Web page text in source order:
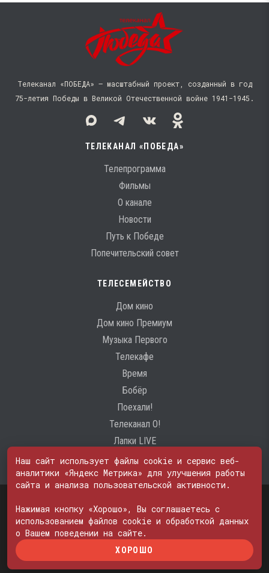
Телеканал «ПОБЕДА» — масштабный проект, созданный в год
75-летия Победы в Великой Отечественной войне 1941−1945.
ТЕЛЕКАНАЛ «ПОБЕДА»
Телепрограмма
Фильмы
О канале
Новости
Путь к Победе
Попечительский совет
ТЕЛЕСЕМЕЙСТВО
Дом кино
Дом кино Премиум
Музыка Первого
Телекафе
Время
Бобёр
Поехали!
Телеканал О!
Лапки LIVE
№ ФС 77 - 74600
© 2000—2026. Редакция телеканала «ПОБЕДА». Все права на любые
материалы, опубликованные на сайте, защищены. Любое
использование материалов возможно только с согласия Редакции
телеканала.
Наш сайт использует файлы cookie и сервис веб-
аналитики «Яндекс Метрика» для улучшения работы
сайта и анализа пользовательской активности.
Нажимая кнопку «Хорошо», Вы соглашаетесь с
использованием файлов cookie и обработкой данных
о Вашем поведении на сайте.
ХОРОШО